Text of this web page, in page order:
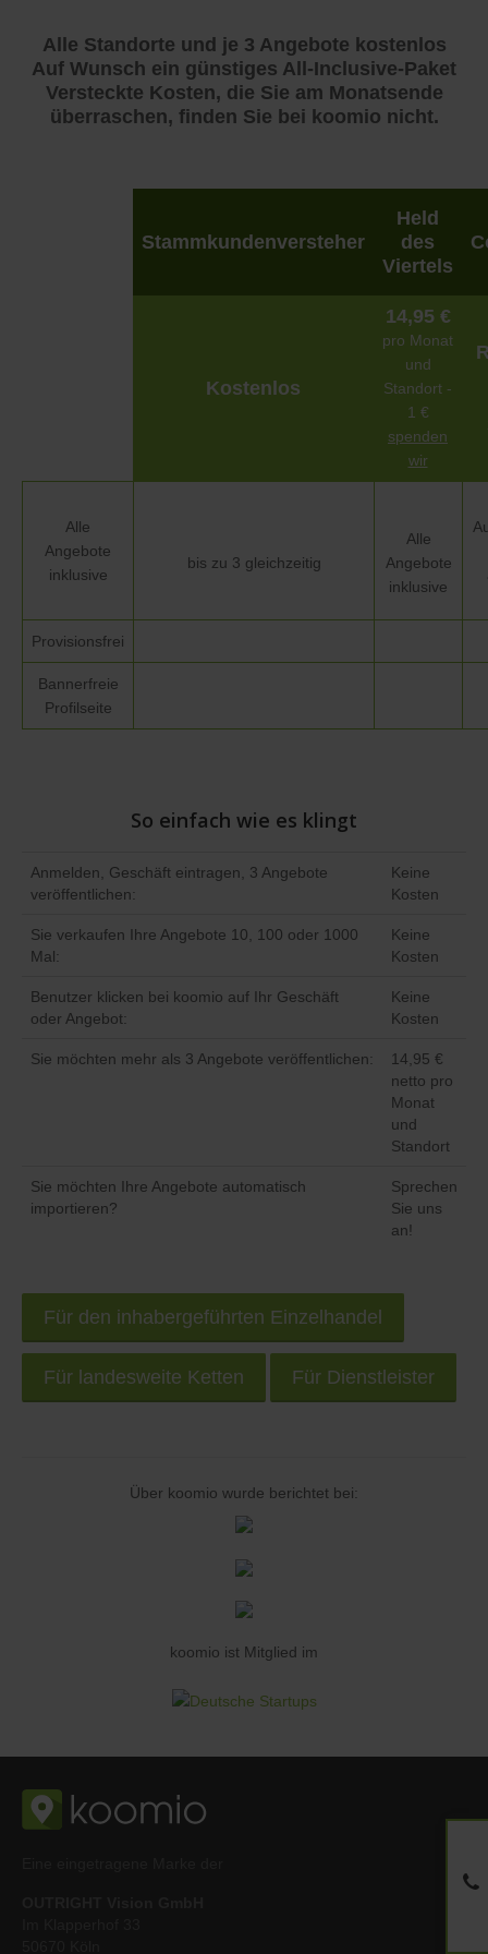
Alle Standorte und je 3 Angebote kostenlos
Auf Wunsch ein günstiges All-Inclusive-Paket
Versteckte Kosten, die Sie am Monatsende
überraschen, finden Sie bei koomio nicht.
Stammkundenversteher
Held
des
Viertels
Kostenlos
14,95 €
pro Monat
und
Standort -
1 €
spenden
wir
Alle
Angebote
inklusive
bis zu 3 gleichzeitig
Alle
Angebote
inklusive
Provisionsfrei
Bannerfreie
Profilseite
So einfach wie es klingt
Anmelden, Geschäft eintragen, 3 Angebote
veröffentlichen:
Keine
Kosten
Sie verkaufen Ihre Angebote 10, 100 oder 1000
Mal:
Keine
Kosten
Benutzer klicken bei koomio auf Ihr Geschäft
oder Angebot:
Keine
Kosten
Sie möchten mehr als 3 Angebote veröffentlichen:
14,95 €
netto pro
Monat
und
Standort
Sie möchten Ihre Angebote automatisch
importieren?
Sprechen
Sie uns
an!
Für den inhabergeführten Einzelhandel
Für landesweite Ketten Für Dienstleister
Über koomio wurde berichtet bei:
koomio ist Mitglied im